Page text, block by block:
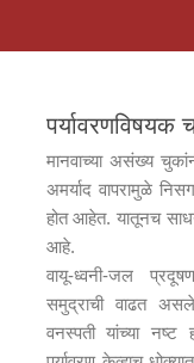
पर्यावरणविषयक
मानवाच्या असंख्य
अमर्याद वापरामुळे
होत आहेत. यातूनच
आहे.
वायू-ध्वनी-जल
समुद्राची वाढत
वनस्पती यांच्या